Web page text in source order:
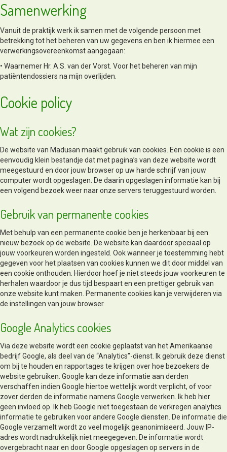
Samenwerking
Vanuit de praktijk werk ik samen met de volgende persoon met
betrekking tot het beheren van uw gegevens en ben ik hiermee een
verwerkingsovereenkomst aangegaan:
• Waarnemer Hr. A.S. van der Vorst. Voor het beheren van mijn
patiëntendossiers na mijn overlijden.
Cookie policy
Wat zijn cookies?
De website van Madusan maakt gebruik van cookies. Een cookie is een
eenvoudig klein bestandje dat met pagina’s van deze website wordt
meegestuurd en door jouw browser op uw harde schrijf van jouw
computer wordt opgeslagen. De daarin opgeslagen informatie kan bij
een volgend bezoek weer naar onze servers teruggestuurd worden.
Gebruik van permanente cookies
Met behulp van een permanente cookie ben je herkenbaar bij een
nieuw bezoek op de website. De website kan daardoor speciaal op
jouw voorkeuren worden ingesteld. Ook wanneer je toestemming hebt
gegeven voor het plaatsen van cookies kunnen we dit door middel van
een cookie onthouden. Hierdoor hoef je niet steeds jouw voorkeuren te
herhalen waardoor je dus tijd bespaart en een prettiger gebruik van
onze website kunt maken. Permanente cookies kan je verwijderen via
de instellingen van jouw browser.
Google Analytics cookies
Via deze website wordt een cookie geplaatst van het Amerikaanse
bedrijf Google, als deel van de “Analytics”-dienst. Ik gebruik deze dienst
om bij te houden en rapportages te krijgen over hoe bezoekers de
website gebruiken. Google kan deze informatie aan derden
verschaffen indien Google hiertoe wettelijk wordt verplicht, of voor
zover derden de informatie namens Google verwerken. Ik heb hier
geen invloed op. Ik heb Google niet toegestaan de verkregen analytics
informatie te gebruiken voor andere Google diensten. De informatie die
Google verzamelt wordt zo veel mogelijk geanonimiseerd. Jouw IP-
adres wordt nadrukkelijk niet meegegeven. De informatie wordt
overgebracht naar en door Google opgeslagen op servers in de